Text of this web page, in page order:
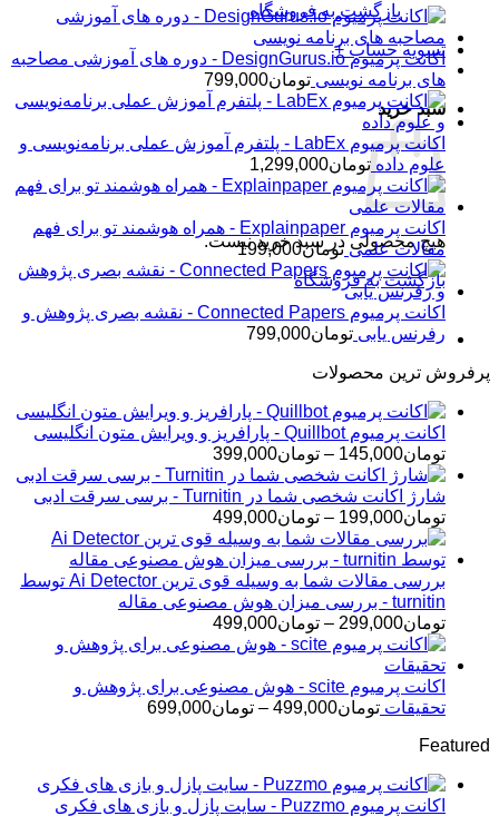
بازگشت به فروشگاه
تسویه حساب +
سبد خرید
هیچ محصولی در سبد خرید نیست.
بازگشت به فروشگاه
تا
تومان199,000
اکانت پرمیوم DesignGurus.io - دوره ‌های آموزشی مصاحبه
‌های برنامه نویسی تومان799,000
اکانت پرمیوم LabEx - پلتفرم آموزش عملی برنامه‌نویسی و
علوم داده تومان1,299,000
اکانت پرمیوم Explainpaper - همراه هوشمند تو برای فهم
مقالات علمی تومان199,000
اکانت پرمیوم Connected Papers - نقشه بصری پژوهش و
رفرنس یابی تومان799,000
پرفروش ترین محصولات
اکانت پرمیوم Quillbot - پارافریز و ویرایش متون انگلیسی
تومان145,000
– تومان399,000محدوده
قیمت:
تومان145,000
تا
تومان399,000
شارژ اکانت شخصی شما در Turnitin - برسی سرقت ادبی
تومان199,000
– تومان499,000محدوده
قیمت:
تومان199,000
تا
تومان499,000
بررسی مقالات شما به وسیله قوی ترین Ai Detector توسط
turnitin - بررسی میزان هوش مصنوعی مقاله
تومان299,000
– تومان499,000محدوده
قیمت:
تا
تومان499,000
اکانت پرمیوم scite - هوش مصنوعی برای پژوهش و
تحقیقات تومان499,000
– تومان699,000محدوده
تومان699,000
Featured
اکانت پرمیوم Puzzmo - سایت پازل و بازی های فکری